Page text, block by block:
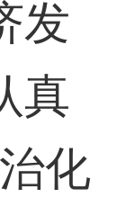
真
化